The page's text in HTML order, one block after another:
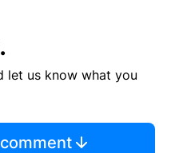
let us know what you